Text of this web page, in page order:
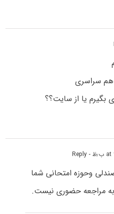
هم سراسری
بگیرم یا از سایت؟؟
- Reply
وحوزه امتحانی شما
مراجعه حضوری نیست.